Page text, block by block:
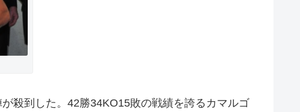
殺到した。42勝34KO15敗の戦績を誇るカマルゴ